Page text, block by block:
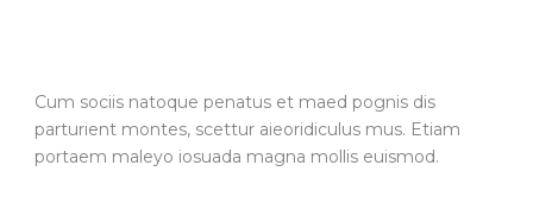
Cum sociis natoque penatus et maed pognis dis
parturient montes, scettur aieoridiculus mus. Etiam
portaem maleyo iosuada magna mollis euismod.